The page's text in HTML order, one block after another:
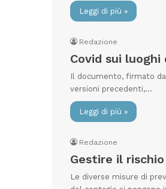
Leggi di più »
Redazione
Covid sui
Il documento, firmato
versioni precedenti,…
Leggi di più »
Redazione
Gestire il
Le diverse misure di